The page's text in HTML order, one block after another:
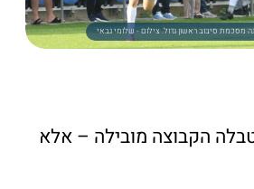
מסכמת סיבוב ראשון גדול. צילום - שלומי גבאי
הקבוצה מובילה – אלא